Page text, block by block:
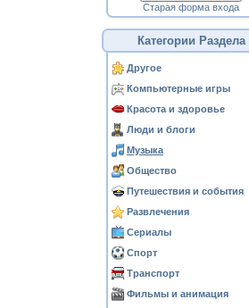
Старая форма входа
Категории Раздела
Другое
Компьютерные игры
Красота и здоровье
Люди и блоги
Музыка
Общество
Путешествия и события
Развлечения
Сериалы
Спорт
Транспорт
Фильмы и анимация